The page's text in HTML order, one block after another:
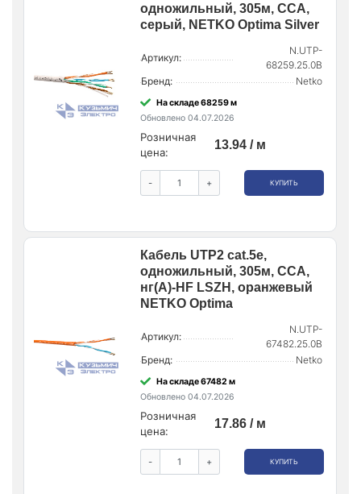
одножильный, 305м, CCA,
серый, NETKO Optima Silver
Артикул:
N.UTP-
68259.25.0B
Бренд:
Netko
На складе 68259 м
Обновлено 04.07.2026
Розничная
цена:
13.94 / м
- + КУПИТЬ
Кабель UTP2 cat.5e,
одножильный, 305м, CCA,
нг(А)-HF LSZH, оранжевый
NETKO Optima
Артикул:
N.UTP-
67482.25.0B
Бренд:
Netko
На складе 67482 м
Обновлено 04.07.2026
Розничная
цена:
17.86 / м
- + КУПИТЬ